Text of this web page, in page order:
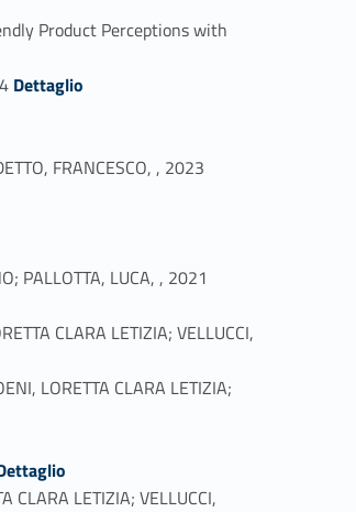
Product Perceptions with
Link identifier #identifier_person_180310-21
Dettaglio
FRANCESCO, , 2023
PALLOTTA, LUCA, , 2021
CLARA LETIZIA; VELLUCCI,
LORETTA CLARA LETIZIA;
31
LETIZIA; VELLUCCI,